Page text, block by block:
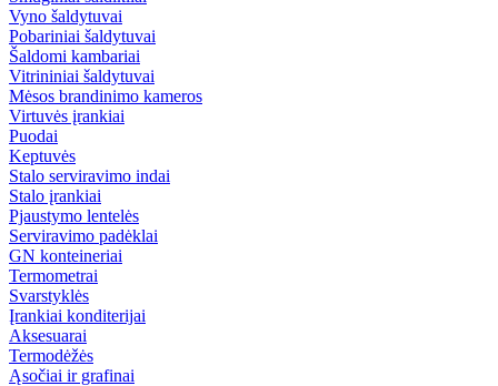
Vyno šaldytuvai
Pobariniai šaldytuvai
Šaldomi kambariai
Vitrininiai šaldytuvai
Mėsos brandinimo kameros
Virtuvės įrankiai
Puodai
Keptuvės
Stalo serviravimo indai
Stalo įrankiai
Pjaustymo lentelės
Serviravimo padėklai
GN konteineriai
Termometrai
Svarstyklės
Įrankiai konditerijai
Aksesuarai
Termodėžės
Ąsočiai ir grafinai